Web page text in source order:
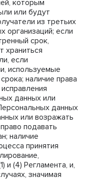
которым
или будут
из третьих
организаций; если
срок,
храниться
если
используемые
наличие права
данных или
данных
или возражать
подавать
наличие
принятия
и (4) Регламента, и,
значимая